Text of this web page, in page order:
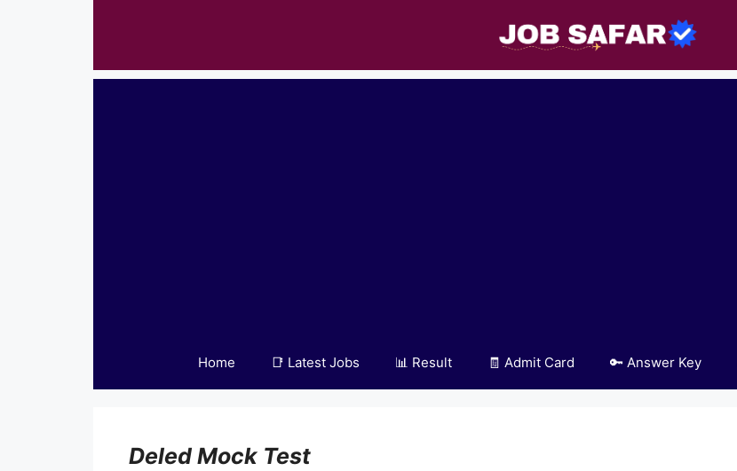
Home 📑 Latest Jobs 📊 Result 🧾 Admit Card 🔑 Answer Key
Deled Mock Test